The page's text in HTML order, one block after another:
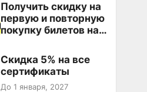
Получить скидку на
первую и повторную
покупку билетов на
Скидка 5% на все
сертификаты
До 1 января, 2027